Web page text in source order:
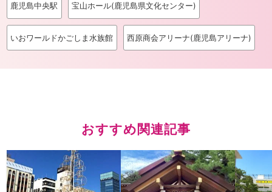
鹿児島中央駅 宝山ホール(鹿児島県文化センター)
いおワールドかごしま水族館 西原商会アリーナ(鹿児島アリーナ)
おすすめ関連記事